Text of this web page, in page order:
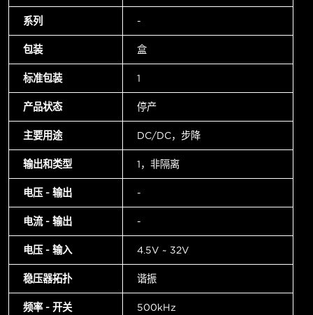
系列 -
包装 盒
标准包装 1
产品状态 停产
主要用途 DC/DC，步降
输出和类型 1，非隔离
电压 - 输出 -
电流 - 输出 -
电压 - 输入 4.5V ~ 32V
稳压器拓扑 谐振
频率 - 开关 500kHz